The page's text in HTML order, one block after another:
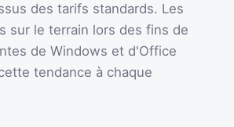
des tarifs standards. Les
sur le terrain lors des fins de
de Windows et d'Office
tendance à chaque